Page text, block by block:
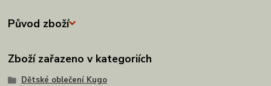
Původ zboží
Zboží zařazeno v kategoriích
Dětské oblečení Kugo